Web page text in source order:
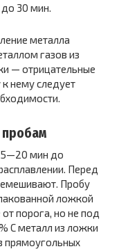
30 мин.
металла
газов из
— отрицатель­ные
нему следу­ет
пробам
мин до
Перед
Пробу
ложкой
порога, но не под
С металл из ложки
прямо­угольных